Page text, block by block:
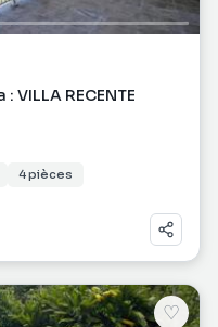
VILLA RECENTE
4 pièces
♡